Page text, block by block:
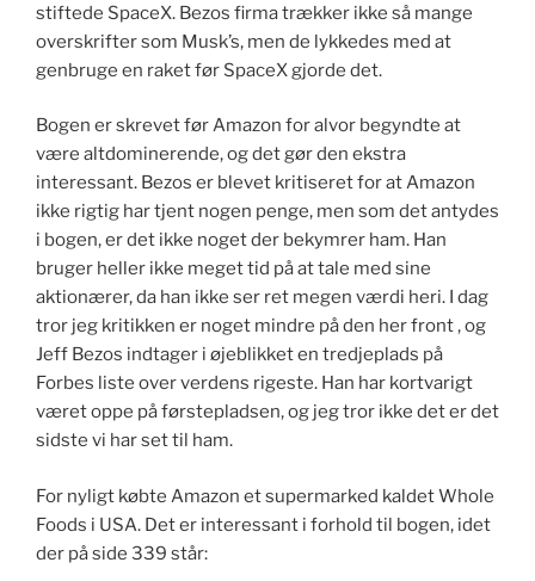
stiftede SpaceX. Bezos firma trækker ikke så mange
overskrifter som Musk’s, men de lykkedes med at
genbruge en raket før SpaceX gjorde det.
Bogen er skrevet før Amazon for alvor begyndte at
være altdominerende, og det gør den ekstra
interessant. Bezos er blevet kritiseret for at Amazon
ikke rigtig har tjent nogen penge, men som det antydes
i bogen, er det ikke noget der bekymrer ham. Han
bruger heller ikke meget tid på at tale med sine
aktionærer, da han ikke ser ret megen værdi heri. I dag
tror jeg kritikken er noget mindre på den her front , og
Jeff Bezos indtager i øjeblikket en tredjeplads på
Forbes liste over verdens rigeste. Han har kortvarigt
været oppe på førstepladsen, og jeg tror ikke det er det
sidste vi har set til ham.
For nyligt købte Amazon et supermarked kaldet Whole
Foods i USA. Det er interessant i forhold til bogen, idet
der på side 339 står: